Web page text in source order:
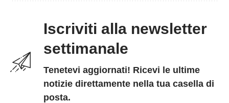
Iscriviti alla newsletter
settimanale
Tenetevi aggiornati! Ricevi le ultime
notizie direttamente nella tua casella di
posta.